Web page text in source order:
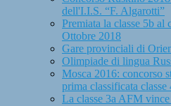
dell'I.I.S. “F. Algarotti”
Premiata la classe 5b
Ottobre 2018
Gare provinciali di
Olimpiade di lingua
Mosca 2016: concorso
prima classificata classe
La classe 3a AFM